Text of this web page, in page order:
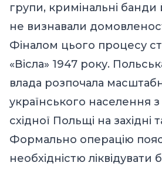
групи, кримінальні банди
не визнавали
Фіналом цього процесу
«Вісла» 1947 року.
влада розпочала
українського населення
східної Польщі на західні
Формально операцію
необхідністю ліквідувати